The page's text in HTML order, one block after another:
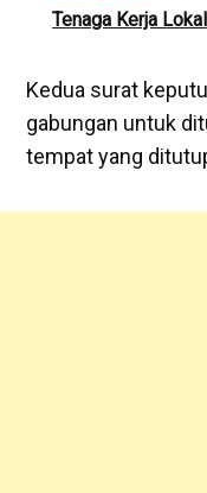
Tenaga Kerja Lokal
Kedua surat
gabungan untuk
tempat yang